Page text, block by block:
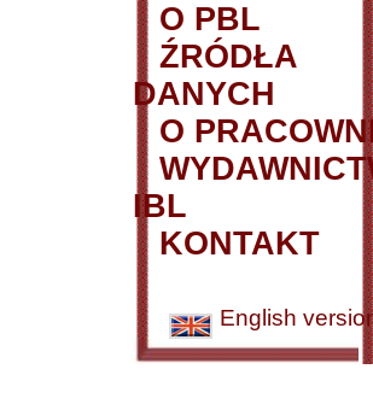
O PBL
ŹRÓDŁA
DANYCH
O
IBL
KONTAKT
English